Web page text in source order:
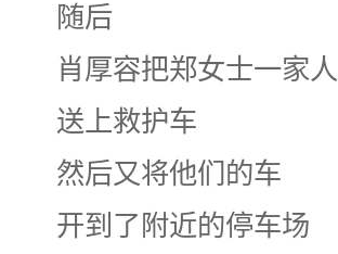
随后
肖厚容把郑女士一家人
送上救护车
然后又将他们的车
开到了附近的停车场